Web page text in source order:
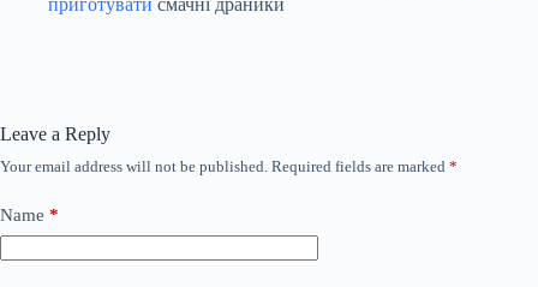
приготувати смачні драники
Leave a Reply
Your email address will not be published. Required fields are marked *
Name *